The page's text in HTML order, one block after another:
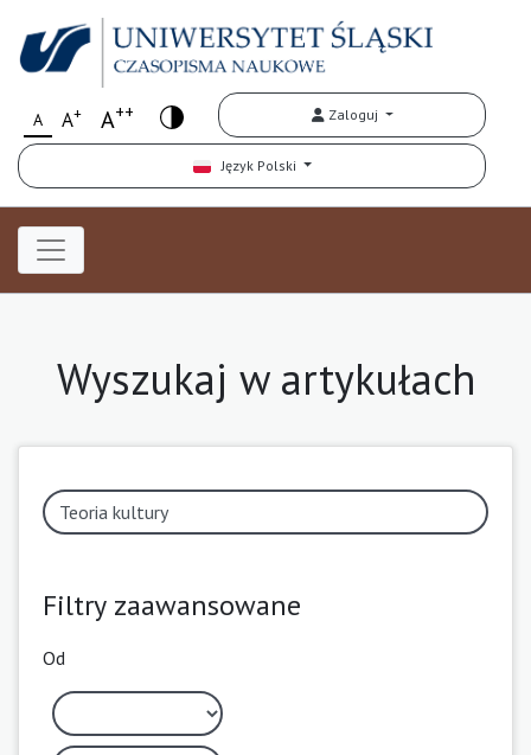
A A+ A++ Zaloguj
Język Polski
Wyszukaj w artykułach
Filtry zaawansowane
Od